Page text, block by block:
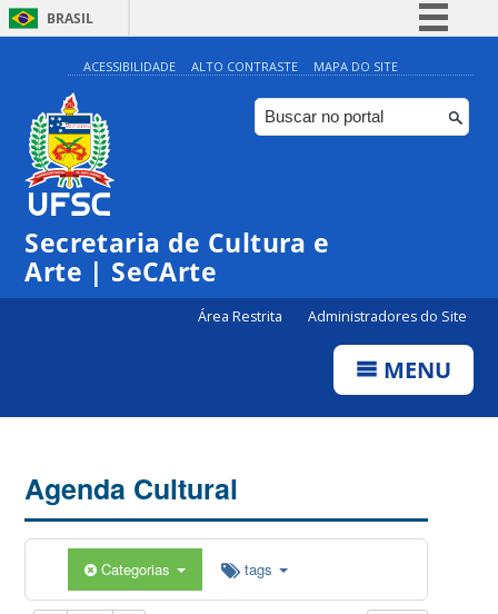
BRASIL
Simplifique!
Comunica BR
Participe
ACESSIBILIDADE ALTO CONTRASTE MAPA DO SITE
Secretaria de Cultura e
Arte | SeCArte
Área Restrita Administradores do Site
MENU
Agenda Cultural
Categorias tags
0:00
1:00
5:00